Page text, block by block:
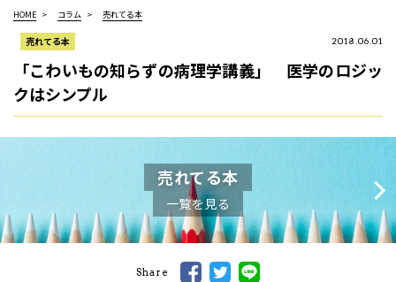
HOME コラム 売れてる本
売れてる本 2018.06.01
「こわいもの知らずの病理学講義」 医学のロジッ
クはシンプル
売れてる本
一覧を見る
Share